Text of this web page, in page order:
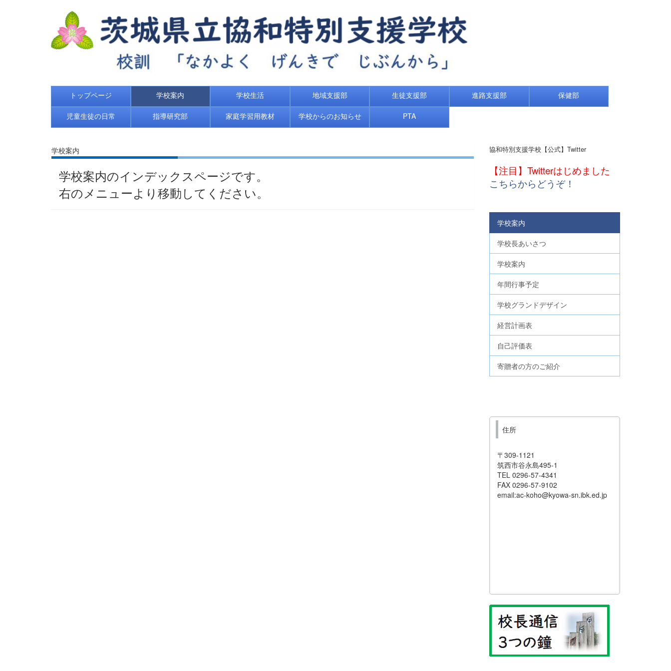
トップページ 学校案内 学校生活 地域支援部 生徒支援部 進路支援部 保健部
児童生徒の日常 指導研究部 家庭学習用教材 学校からのお知らせ PTA
学校案内
学校案内のインデックスページです。
右のメニューより移動してください。
協和特別支援学校【公式】Twitter
【注目】Twitterはじめました
こちらからどうぞ！
学校案内
学校長あいさつ
学校案内
年間行事予定
学校グランドデザイン
経営計画表
自己評価表
寄贈者の方のご紹介
住所
〒309-1121
筑西市谷永島495-1
TEL 0296-57-4341
FAX 0296-57-9102
email:ac-koho@kyowa-sn.ibk.ed.jp